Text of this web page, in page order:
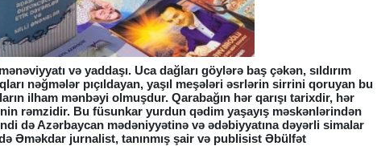
və yaddaşı. Uca dağları göylərə baş çəkən, sıldırım
nəğmələr pıçıldayan, yaşıl meşələri əsrlərin sirrini qoruyan bu
ilham mənbəyi olmuşdur. Qarabağın hər qarışı tarixdir, hər
rəmzidir. Bu füsunkar yurdun qədim yaşayış məskənlərindən
də Azərbaycan mədəniyyətinə və ədəbiyyatına dəyərli simalar
Əməkdar jurnalist, tanınmış şair və publisist Əbülfət